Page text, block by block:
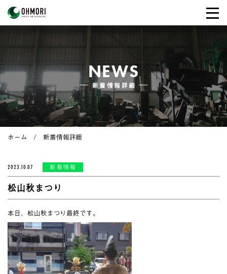
NEWS
新着情報詳細
ホーム 新着情報詳細
2023.10.07 新着情報
松山秋まつり
本日、松山秋まつり最終です。